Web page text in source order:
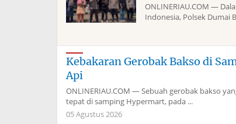
ONLINERIAU.COM —
Indonesia, Polsek Dumai
Kebakaran Gerobak Bakso di
Api
ONLINERIAU.COM — Sebuah gerobak bakso
tepat di samping Hypermart, pada ...
05 Agustus 2026